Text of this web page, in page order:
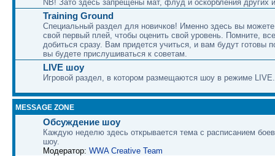
NB! Зато здесь запрещены мат, флуд и оскорбления других
Training Ground
Специальный раздел для новичков! Именно здесь вы можете
свой первый плей, чтобы оценить свой уровень. Помните,
добиться сразу. Вам придется учиться, и вам будут готовы
вы будете прислушиваться к советам.
LIVE шоу
Игровой раздел, в котором размещаются шоу в режиме LIVE.
MESSAGE ZONE
Обсуждение шоу
Каждую неделю здесь открывается тема с расписанием
шоу.
Модератор: WWA Creative Team